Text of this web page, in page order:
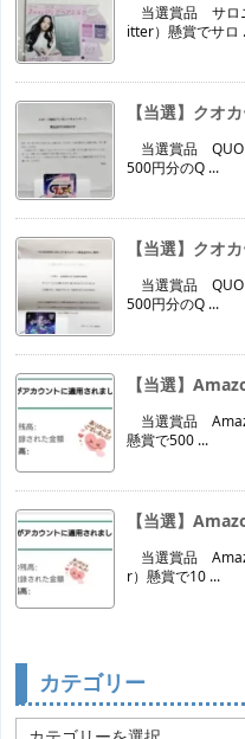
当選賞品 サロ
itter）懸賞でサロ
【当選】クオ
当選賞品
500円分のQ ...
【当選】クオ
当選賞品
500円分のQ ...
【当選】
当選賞品
懸賞で500 ...
【当選】
当選賞品
r）懸賞で10 ...
カテゴリー